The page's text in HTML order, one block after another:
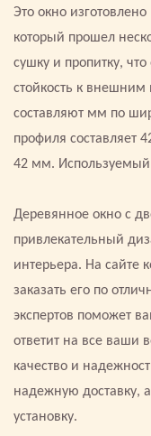
Это окно
который прошел
сушку и пропитку,
стойкость к
составляют мм по
профиля составляет
42 мм. Используемый
Деревянное окно с
привлекательный
интерьера. На сайте
заказать его по
экспертов поможет
ответит на все ваши
качество и
надежную доставку,
установку.